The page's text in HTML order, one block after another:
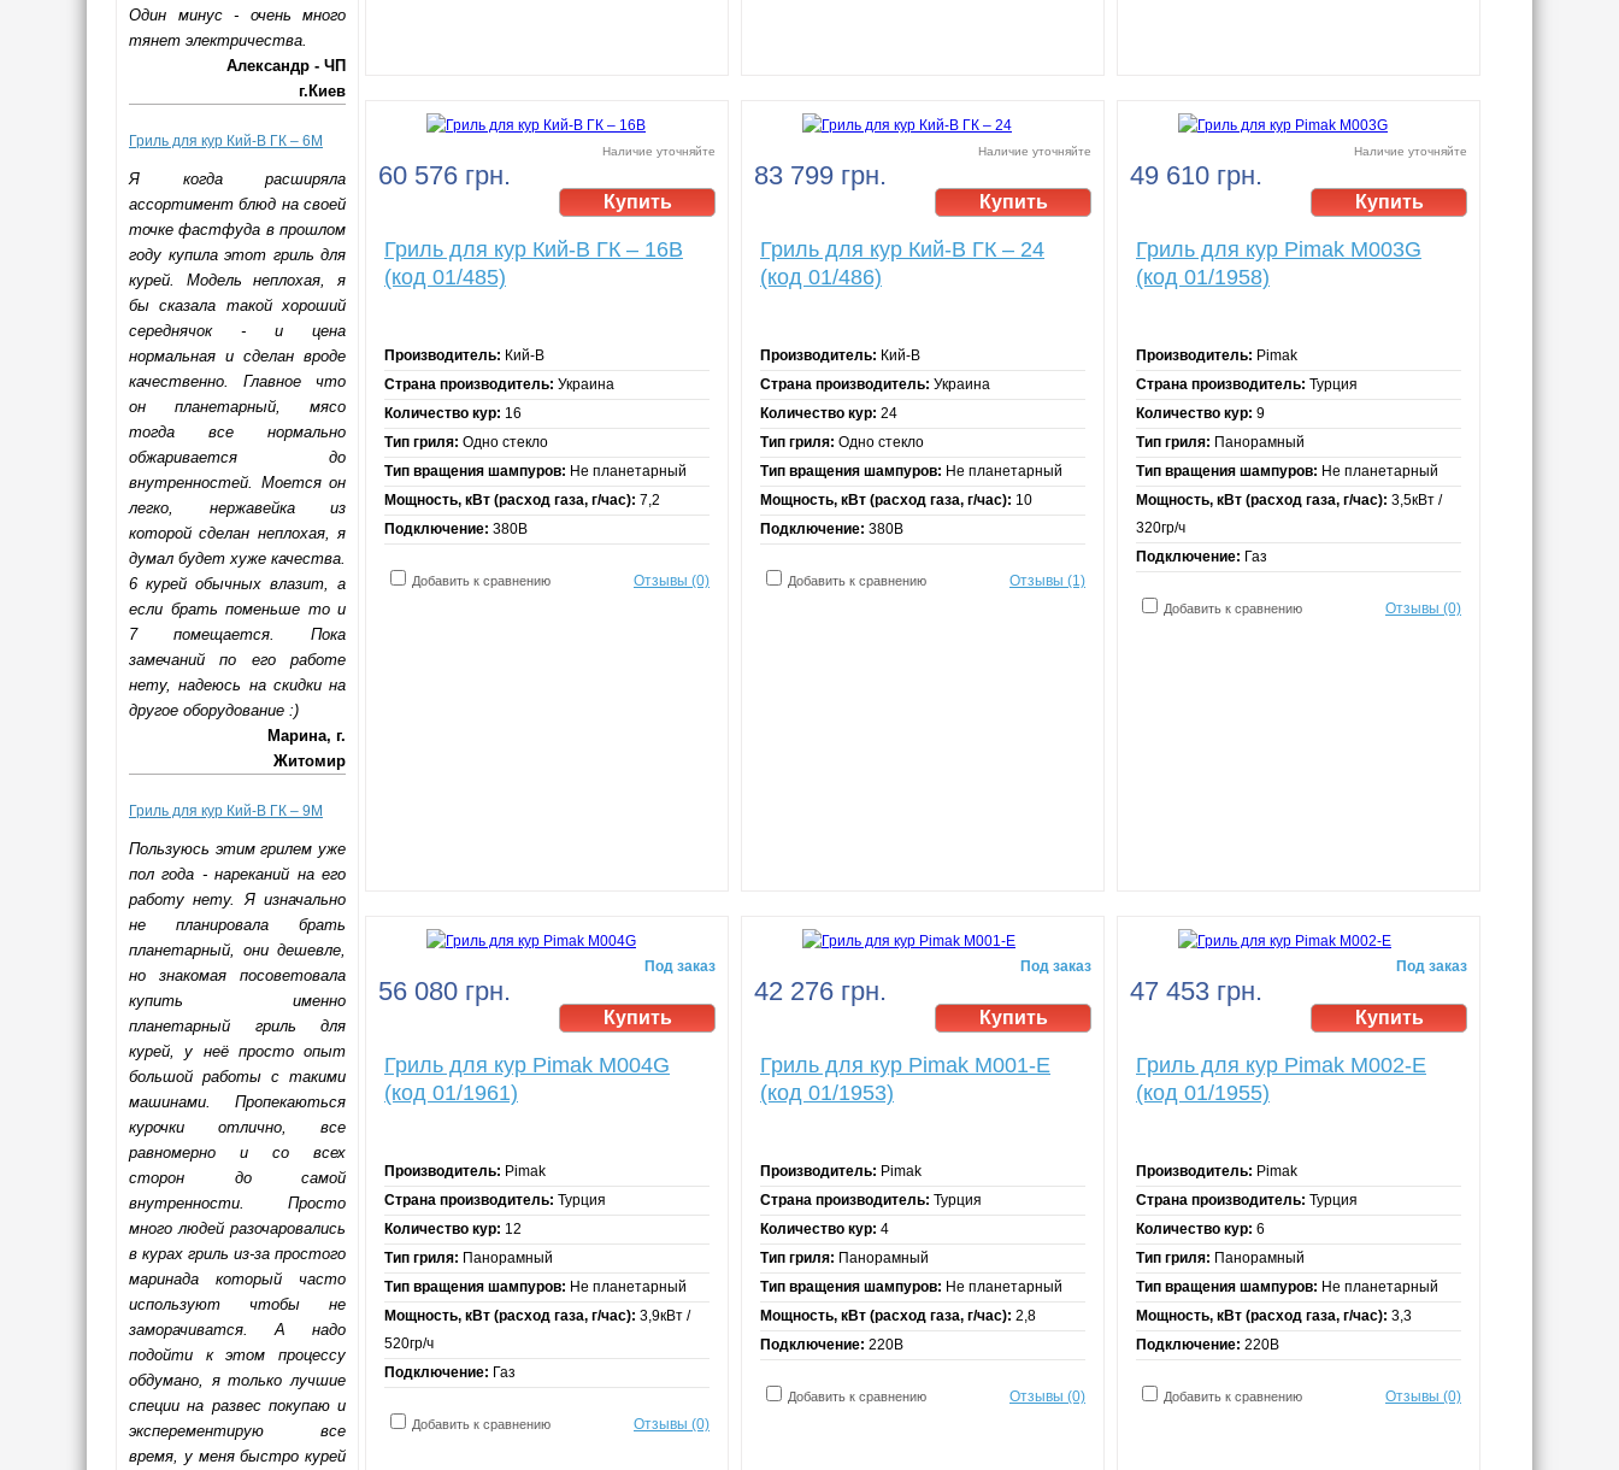
Один минус - очень много
тянет электричества.
Александр - ЧП
г.Киев
Гриль для кур Кий-В ГК – 6M
Я когда расширяла
ассортимент блюд на своей
точке фастфуда в прошлом
году купила этот гриль для
курей. Модель неплохая, я
бы сказала такой хороший
середнячок - и цена
нормальная и сделан вроде
качественно. Главное что
он планетарный, мясо
тогда все нормально
обжаривается до
внутренностей. Моется он
легко, нержавейка из
которой сделан неплохая, я
думал будет хуже качества.
6 курей обычных влазит, а
если брать поменьше то и
7 помещается. Пока
замечаний по его работе
нету, надеюсь на скидки на
другое оборудование :)
Марина, г.
Житомир
Гриль для кур Кий-В ГК – 9М
Пользуюсь этим грилем уже
пол года - нареканий на его
работу нету. Я изначально
не планировала брать
планетарный, они дешевле,
но знакомая посоветовала
купить именно
планетарный гриль для
курей, у неё просто опыт
большой работы с такими
машинами. Пропекаються
курочки отлично, все
равномерно и со всех
сторон до самой
внутренности. Просто
много людей разочаровались
в курах гриль из-за простого
маринада который часто
используют чтобы не
заморачиватся. А надо
подойти к этом процессу
обдумано, я только лучшие
специи на развес покупаю и
эксперементирую все
время, у меня быстро курей
60 576 грн.
Наличие уточняйте
Гриль для кур Кий-В ГК – 16В
(код 01/485)
Производитель: Кий-В
Страна производитель: Украина
Количество кур: 16
Тип гриля: Одно стекло
Тип вращения шампуров: Не планетарный
Мощность, кВт (расход газа, г/час): 7,2
Подключение: 380В
Добавить к сравнению Отзывы (0)
83 799 грн.
Наличие уточняйте
Гриль для кур Кий-В ГК – 24
(код 01/486)
Производитель: Кий-В
Страна производитель: Украина
Количество кур: 24
Тип гриля: Одно стекло
Тип вращения шампуров: Не планетарный
Мощность, кВт (расход газа, г/час): 10
Подключение: 380В
Добавить к сравнению Отзывы (1)
49 610 грн.
Наличие уточняйте
Гриль для кур Pimak М003G
(код 01/1958)
Производитель: Pimak
Страна производитель: Турция
Количество кур: 9
Тип гриля: Панорамный
Тип вращения шампуров: Не планетарный
Мощность, кВт (расход газа, г/час): 3,5кВт /
320гр/ч
Подключение: Газ
Добавить к сравнению Отзывы (0)
56 080 грн.
Под заказ
Гриль для кур Pimak М004G
(код 01/1961)
Производитель: Pimak
Страна производитель: Турция
Количество кур: 12
Тип гриля: Панорамный
Тип вращения шампуров: Не планетарный
Мощность, кВт (расход газа, г/час): 3,9кВт /
520гр/ч
Подключение: Газ
Добавить к сравнению Отзывы (0)
42 276 грн.
Под заказ
Гриль для кур Pimak М001-Е
(код 01/1953)
Производитель: Pimak
Страна производитель: Турция
Количество кур: 4
Тип гриля: Панорамный
Тип вращения шампуров: Не планетарный
Мощность, кВт (расход газа, г/час): 2,8
Подключение: 220В
Добавить к сравнению Отзывы (0)
47 453 грн.
Под заказ
Гриль для кур Pimak М002-Е
(код 01/1955)
Производитель: Pimak
Страна производитель: Турция
Количество кур: 6
Тип гриля: Панорамный
Тип вращения шампуров: Не планетарный
Мощность, кВт (расход газа, г/час): 3,3
Подключение: 220В
Добавить к сравнению Отзывы (0)